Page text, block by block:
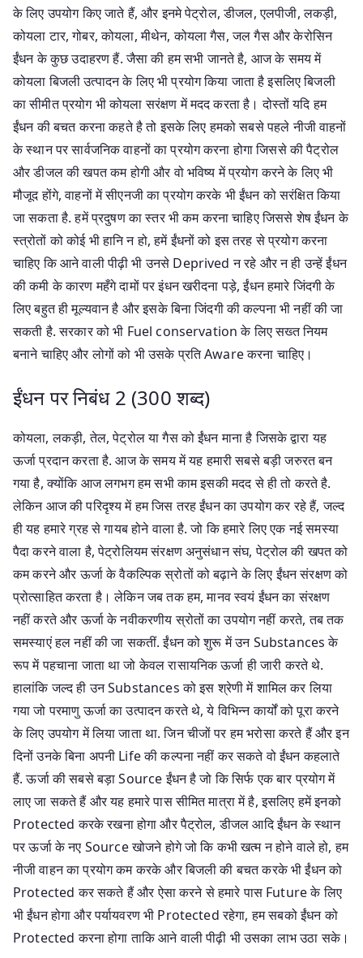
के लिए उपयोग किए जाते हैं, और इनमे पेट्रोल, डीजल, एलपीजी, लकड़ी,
कोयला टार, गोबर, कोयला, मीथेन, कोयला गैस, जल गैस और केरोसिन
ईंधन के कुछ उदाहरण हैं. जैसा की हम सभी जानते है, आज के समय में
कोयला बिजली उत्पादन के लिए भी प्रयोग किया जाता है इसलिए बिजली
का सीमीत प्रयोग भी कोयला सरंक्षण में मदद करता है। दोस्तों यदि हम
ईंधन की बचत करना कहते है तो इसके लिए हमको सबसे पहले नीजी वाहनों
के स्थान पर सार्वजनिक वाहनों का प्रयोग करना होगा जिससे की पैट्रोल
और डीजल की खपत कम होगी और वो भविष्य में प्रयोग करने के लिए भी
मौजूद होंगे, वाहनों में सीएनजी का प्रयोग करके भी ईंधन को सरंक्षित किया
जा सकता है. हमें प्रदुषण का स्तर भी कम करना चाहिए जिससे शेष ईंधन के
स्त्रोतों को कोई भी हानि न हो, हमें ईंधनों को इस तरह से प्रयोग करना
चाहिए कि आने वाली पीढ़ी भी उनसे Deprived न रहे और न ही उन्हें ईंधन
की कमी के कारण महँगे दामों पर इंधन खरीदना पड़े, ईंधन हमारे जिंदगी के
लिए बहुत ही मूल्यवान है और इसके बिना जिंदगी की कल्पना भी नहीं की जा
सकती है. सरकार को भी Fuel conservation के लिए सख्त नियम
बनाने चाहिए और लोगों को भी उसके प्रति Aware करना चाहिए।
ईंधन पर निबंध 2 (300 शब्द)
कोयला, लकड़ी, तेल, पेट्रोल या गैस को ईंधन माना है जिसके द्वारा यह
ऊर्जा प्रदान करता है. आज के समय में यह हमारी सबसे बड़ी जरुरत बन
गया है, क्योंकि आज लगभग हम सभी काम इसकी मदद से ही तो करते है.
लेकिन आज की परिदृश्य में हम जिस तरह ईंधन का उपयोग कर रहे हैं, जल्द
ही यह हमारे ग्रह से गायब होने वाला है. जो कि हमारे लिए एक नई समस्या
पैदा करने वाला है, पेट्रोलियम संरक्षण अनुसंधान संघ, पेट्रोल की खपत को
कम करने और ऊर्जा के वैकल्पिक स्रोतों को बढ़ाने के लिए ईंधन संरक्षण को
प्रोत्साहित करता है। लेकिन जब तक हम, मानव स्वयं ईंधन का संरक्षण
नहीं करते और ऊर्जा के नवीकरणीय स्रोतों का उपयोग नहीं करते, तब तक
समस्याएं हल नहीं की जा सकतीं. ईंधन को शुरू में उन Substances के
रूप में पहचाना जाता था जो केवल रासायनिक ऊर्जा ही जारी करते थे.
हालांकि जल्द ही उन Substances को इस श्रेणी में शामिल कर लिया
गया जो परमाणु ऊर्जा का उत्पादन करते थे, ये विभिन्न कार्यों को पूरा करने
के लिए उपयोग में लिया जाता था. जिन चीजों पर हम भरोसा करते हैं और इन
दिनों उनके बिना अपनी Life की कल्पना नहीं कर सकते वो ईंधन कहलाते
हैं. ऊर्जा की सबसे बड़ा Source ईंधन है जो कि सिर्फ एक बार प्रयोग में
लाए जा सकते हैं और यह हमारे पास सीमित मात्रा में है, इसलिए हमें इनको
Protected करके रखना होगा और पैट्रोल, डीजल आदि ईंधन के स्थान
पर ऊर्जा के नए Source खोजने होगे जो कि कभी खत्म न होने वाले हो, हम
नीजी वाहन का प्रयोग कम करके और बिजली की बचत करके भी ईंधन को
Protected कर सकते हैं और ऐसा करने से हमारे पास Future के लिए
भी ईंधन होगा और पर्यायवरण भी Protected रहेगा, हम सबको ईंधन को
Protected करना होगा ताकि आने वाली पीढ़ी भी उसका लाभ उठा सके।